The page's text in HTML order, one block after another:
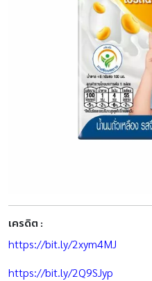
เครดิต :
https://bit.ly/2xym4MJ
https://bit.ly/2Q9SJyp